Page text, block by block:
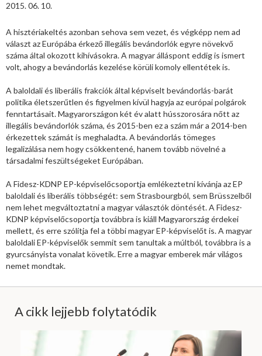
2015. 06. 10.
A hisztériakeltés azonban sehova sem vezet, és végképp nem ad
választ az Európába érkező illegális bevándorlók egyre növekvő
száma által okozott kihívásokra. A magyar álláspont eddig is ismert
volt, ahogy a bevándorlás kezelése körüli komoly ellentétek is.
A baloldali és liberális frakciók által képviselt bevándorlás-barát
politika életszerűtlen és figyelmen kívül hagyja az európai polgárok
fenntartásait. Magyarországon két év alatt hússzorosára nőtt az
illegális bevándorlók száma, és 2015-ben ez a szám már a 2014-ben
érkezettek számát is meghaladta. A bevándorlás tömeges
legalizálása nem hogy csökkentené, hanem tovább növelné a
társadalmi feszültségeket Európában.
A Fidesz-KDNP EP-képviselőcsoportja emlékeztetni kívánja az EP
baloldali és liberális többségét: sem Strasbourgból, sem Brüsszelből
nem lehet megváltoztatni a magyar választók döntését. A Fidesz-
KDNP képviselőcsoportja továbbra is kiáll Magyarország érdekei
mellett, és erre szólítja fel a többi magyar EP-képviselőt is. A magyar
baloldali EP-képviselők semmit sem tanultak a múltból, továbbra is a
gyurcsányista vonalat követik. Erre a magyar emberek már világos
nemet mondtak.
A cikk lejjebb folytatódik